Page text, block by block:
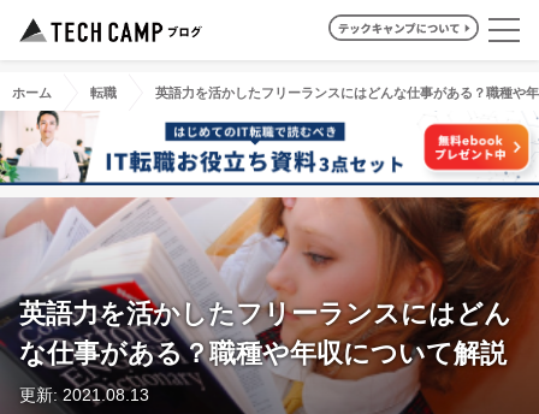
ホーム 転職 英語力を活かしたフリーランスにはどんな仕事がある？職種や
英語力を活かしたフリーランスにはどん
な仕事がある？職種や年収について解説
更新: 2021.08.13